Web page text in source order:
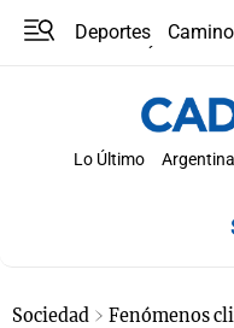
Deportes
Lo Último Argentina
Sociedad Fenómenos